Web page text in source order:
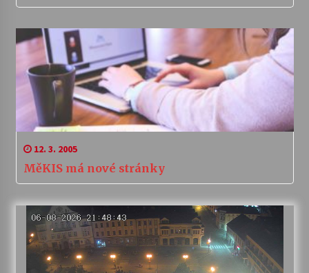
12. 3. 2005
MěKIS má nové stránky